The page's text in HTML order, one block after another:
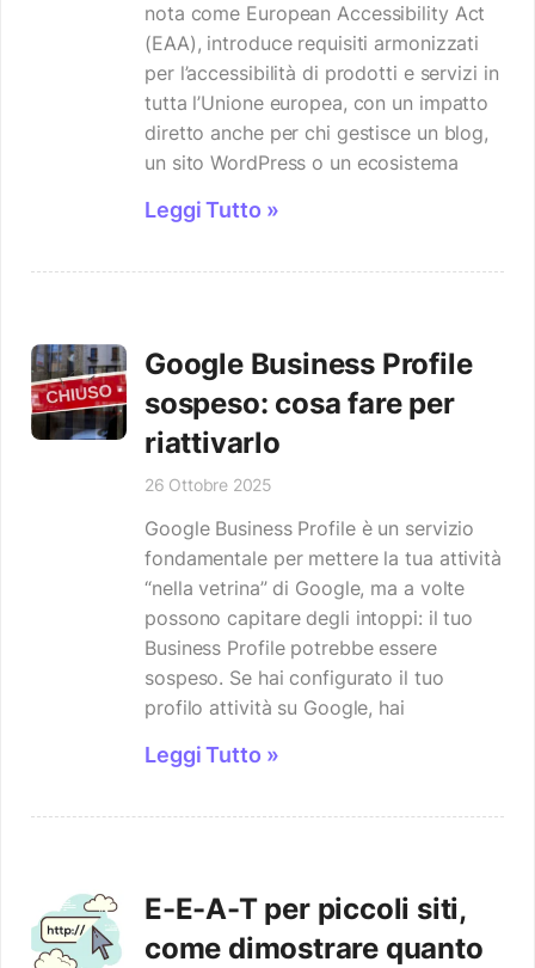
nota come European Accessibility Act
(EAA), introduce requisiti armonizzati
per l’accessibilità di prodotti e servizi in
tutta l’Unione europea, con un impatto
diretto anche per chi gestisce un blog,
un sito WordPress o un ecosistema
Leggi Tutto »
Google Business Profile
sospeso: cosa fare per
riattivarlo
26 Ottobre 2025
Google Business Profile è un servizio
fondamentale per mettere la tua attività
“nella vetrina” di Google, ma a volte
possono capitare degli intoppi: il tuo
Business Profile potrebbe essere
sospeso. Se hai configurato il tuo
profilo attività su Google, hai
Leggi Tutto »
E-E-A-T per piccoli siti,
come dimostrare quanto